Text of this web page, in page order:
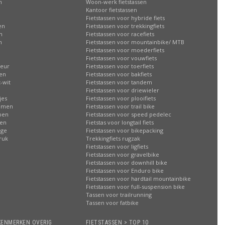
wit
Woon-werk fietstassen
Kantoor fietstassen
Fietstassen voor hybride fiets
Fietstassen voor trekkingfiets
Fietstassen voor racefiets
Fietstassen voor mountainbike/ MTB
Fietstassen voor moederfiets
Fietstassen voor vouwfiets
Fietstassen voor toerfiets
Fietstassen voor bakfiets
Fietstassen voor tandem
Fietstassen voor driewieler
Fietstassen voor plooifiets
Fietstassen voor trail bike
Fietstassen voor speed pedelec
Fietstas voor longtail fiets
Fietstassen voor bikepacking
Trekkingfiets rugzak
Fietstassen voor ligfiets
Fietstassen voor gravelbike
Fietstassen voor downhill bike
Fietstassen voor Enduro bike
Fietstassen voor hardtail mountainbike
Fietstassen voor full-suspension bike
Tassen voor trailrunning
Tassen voor fatbike
OVERIG FIETSTASSEN > TOP 10